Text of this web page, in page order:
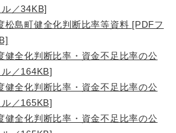
／34KB]
松島町健全化判断比率等資料 [PDFフ
健全化判断比率・資金不足比率の公
／164KB]
健全化判断比率・資金不足比率の公
／165KB]
健全化判断比率・資金不足比率の公